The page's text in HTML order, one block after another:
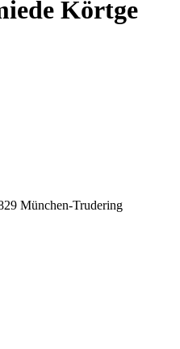
Körtge
München-Trudering